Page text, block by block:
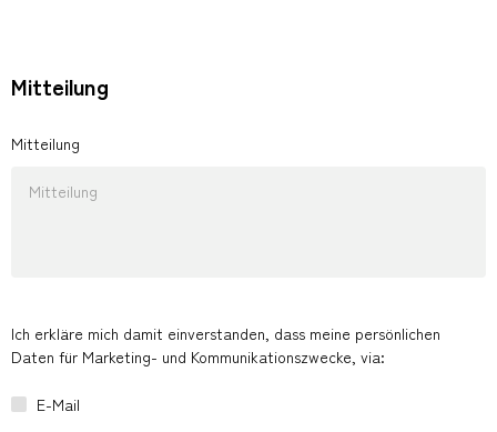
Mitteilung
Mitteilung
Ich erkläre mich damit einverstanden, dass meine persönlichen
Daten für Marketing- und Kommunikationszwecke, via:
E-Mail